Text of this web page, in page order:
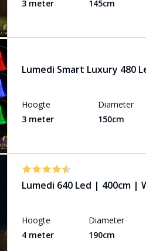
3 meter
145cm
Lumedi Smart Luxury 480
Hoogte
3 meter
Diameter
150cm
Lumedi 640 Led | 400cm |
Hoogte
4 meter
Diameter
190cm